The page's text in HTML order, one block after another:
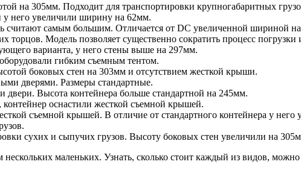
на 305мм. Подходит для транспортировки крупногабаритных
у него увеличили ширину на 62мм.
считают самым большим. Отличается от DC увеличенной шириной
Модель позволяет существенно сократить процесс погрузки
варианта, у него стены выше на 297мм.
гибким съемным тентом.
боковых стен на 303мм и отсутствием жесткой крыши.
дверями. Размеры стандартные.
Высота контейнера больше стандартной на 245мм.
оснастили жесткой съемной крышей.
съемной крышей. В отличие от стандартного контейнера у
сухих и сыпучих грузов. Высоту боковых стен увеличили на
маленьких. Узнать, сколько стоит каждый из видов, можно